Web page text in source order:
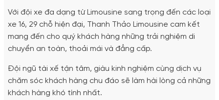
Với đội xe đa dạng từ Limousine sang trọng đến các loại
xe 16, 29 chỗ hiện đại, Thanh Thảo Limousine cam kết
mang đến cho quý khách hàng những trải nghiệm di
chuyển an toàn, thoải mái và đẳng cấp.
Đội ngũ tài xế tận tâm, giàu kinh nghiệm cùng dịch vụ
chăm sóc khách hàng chu đáo sẽ làm hài lòng cả những
khách hàng khó tính nhất.